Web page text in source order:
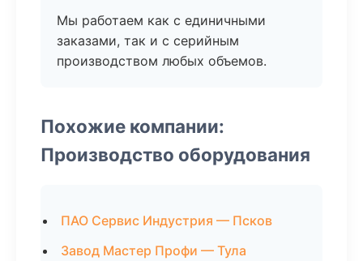
Мы работаем как с единичными
заказами, так и с серийным
производством любых объемов.
Похожие компании:
Производство оборудования
ПАО Сервис Индустрия — Псков
Завод Мастер Профи — Тула